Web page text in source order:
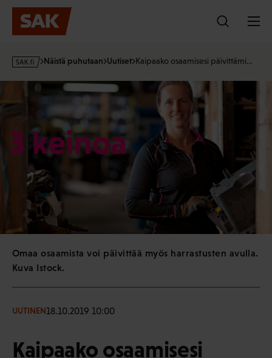
Hyppää
sisältöön
s
Näistä puhutaan Uutiset Kaipaako osaamisesi päivittämi…
Omaa osaamista voi päivittää myös harrastusten avulla.
Kuva Istock.
UUTINEN18.10.2019 10:00
Kaipaako osaamisesi